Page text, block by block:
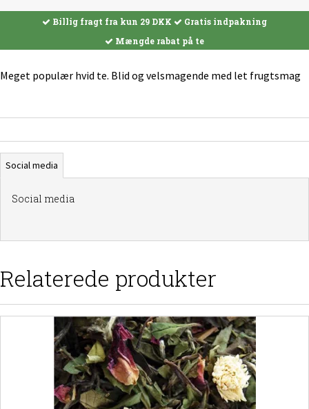
Billig fragt fra kun 29 DKK
Gratis indpakning
Mængde rabat på te
Meget populær hvid te. Blid og velsmagende med let frugtsmag
Social media
Social media
Relaterede produkter